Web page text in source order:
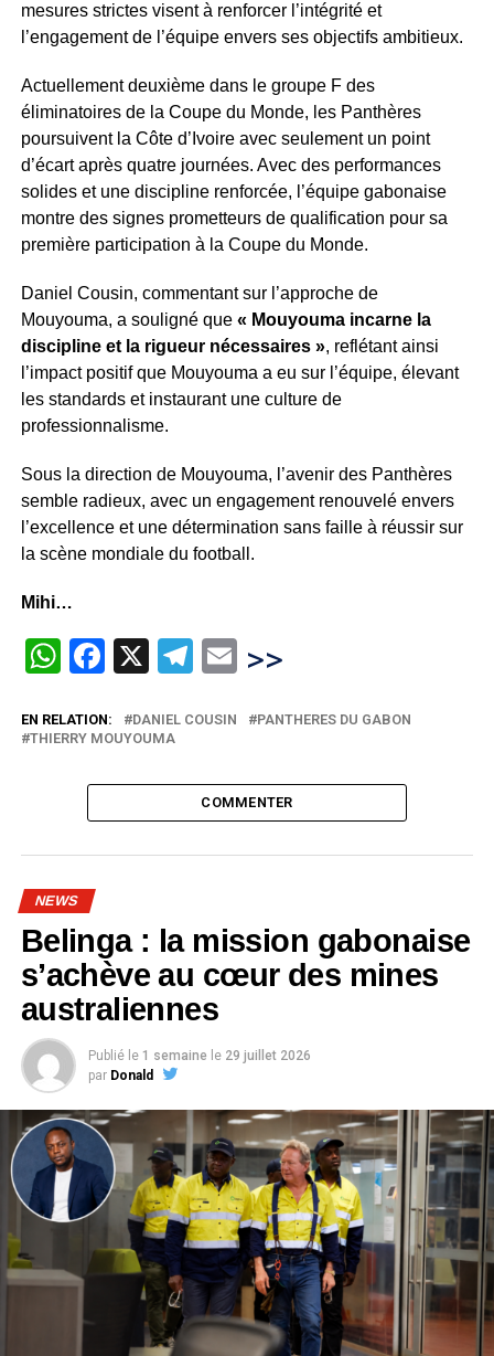
mesures strictes visent à renforcer l’intégrité et
l’engagement de l’équipe envers ses objectifs ambitieux.
Actuellement deuxième dans le groupe F des
éliminatoires de la Coupe du Monde, les Panthères
poursuivent la Côte d’Ivoire avec seulement un point
d’écart après quatre journées. Avec des performances
solides et une discipline renforcée, l’équipe gabonaise
montre des signes prometteurs de qualification pour sa
première participation à la Coupe du Monde.
Daniel Cousin, commentant sur l’approche de
Mouyouma, a souligné que « Mouyouma incarne la
discipline et la rigueur nécessaires », reflétant ainsi
l’impact positif que Mouyouma a eu sur l’équipe, élevant
les standards et instaurant une culture de
professionnalisme.
Sous la direction de Mouyouma, l’avenir des Panthères
semble radieux, avec un engagement renouvelé envers
l’excellence et une détermination sans faille à réussir sur
la scène mondiale du football.
Mihi…
WhatsApp
Facebook
X Telegram
Email
>>
EN RELATION: DANIEL COUSIN
PANTHERES DU GABON
THIERRY MOUYOUMA
COMMENTER
NEWS
Belinga : la mission gabonaise
s’achève au cœur des mines
australiennes
Publié le 1 semaine le 29 juillet 2026
par Donald